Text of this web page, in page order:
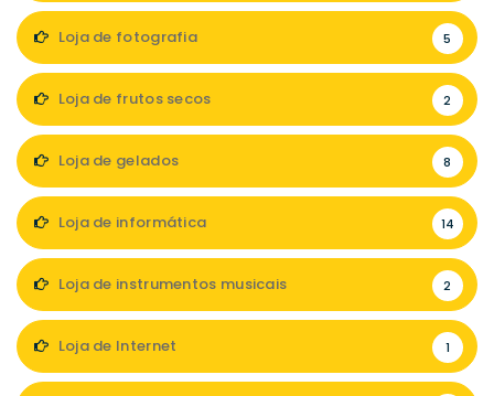
Loja de fotografia 5
Loja de frutos secos 2
Loja de gelados 8
Loja de informática 14
Loja de instrumentos musicais 2
Loja de Internet 1